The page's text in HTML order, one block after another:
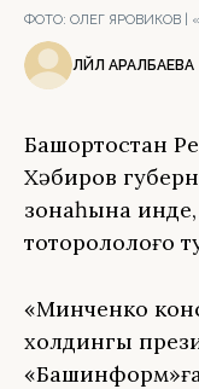
ФОТО: ОЛЕГ ЯРОВИКОВ |
ЛӘЙЛӘ АРАЛБАЕВА
Башҡортостан
Хәбиров
зонаһына
тотороҡлолоғо
«Минченко
холдингы